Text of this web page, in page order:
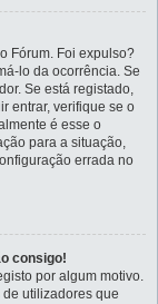
Fórum. Foi expulso?
lo da ocorrência. Se
Se está registado,
entrar, verifique se o
é esse o
para a situação,
errada no
consigo!
por algum motivo.
utilizadores que